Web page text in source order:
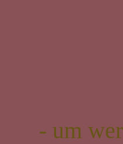
- um